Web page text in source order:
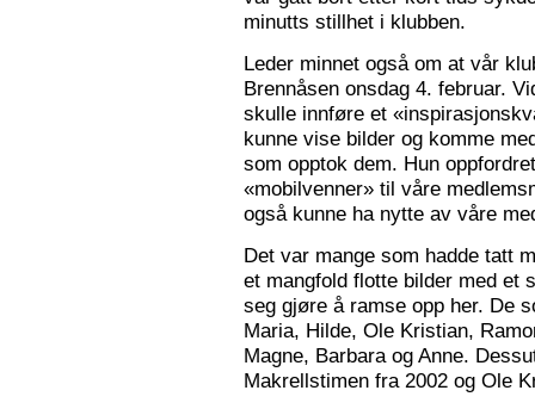
minutts stillhet i klubben.
Leder minnet også om at vår
Brennåsen onsdag 4. februar.
skulle innføre et
kunne vise bilder og komme
som opptok dem. Hun
«mobilvenner» til våre
også kunne ha nytte av våre
Det var mange som hadde tatt
et mangfold flotte bilder med et
seg gjøre å ramse opp her. De
Maria, Hilde, Ole Kristian,
Magne, Barbara og Anne.
Makrellstimen fra 2002 og Ole